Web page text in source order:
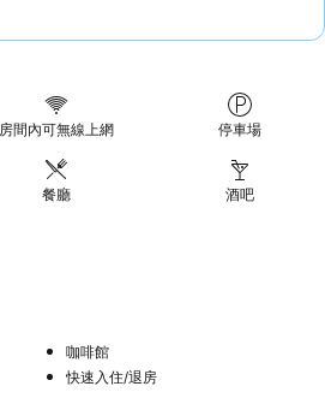
房間內可無線上網 停車場
餐廳 酒吧
咖啡館
快速入住/退房